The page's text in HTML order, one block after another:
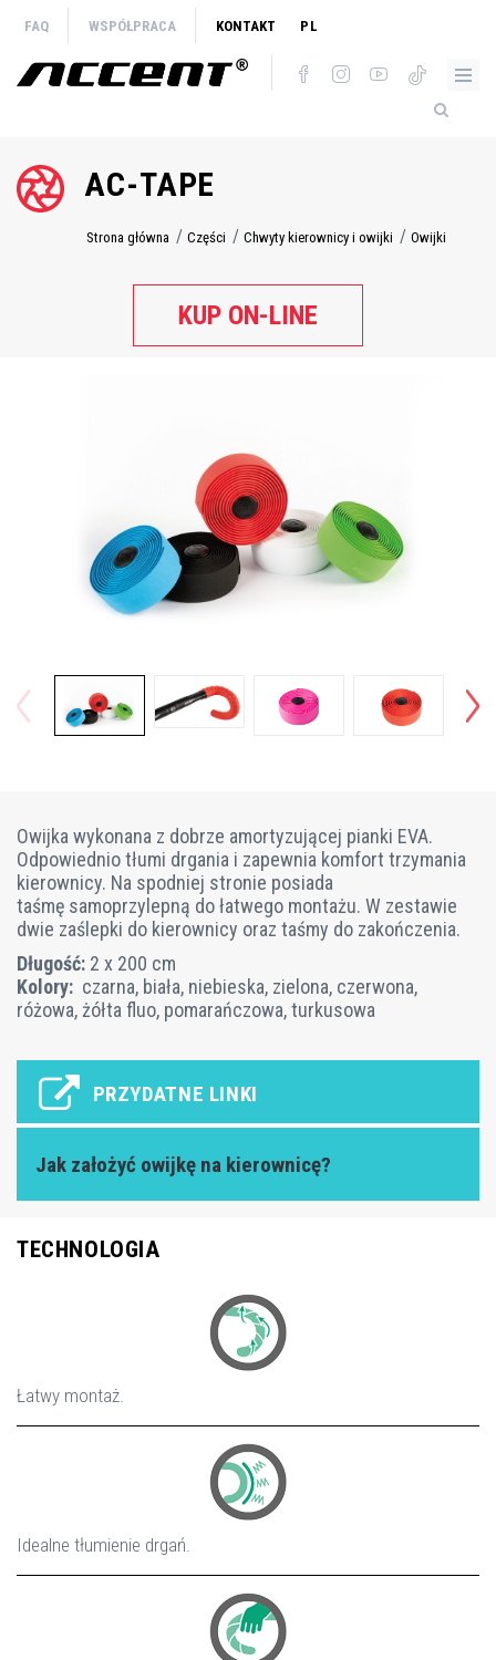
treści
FAQ WSPÓŁPRACA KONTAKT PL
AC-TAPE
Ścieżka
Strona główna Części Chwyty kierownicy i owijki Owijki
KUP ON-LINE
Owijka wykonana z dobrze amortyzującej pianki EVA.
Odpowiednio tłumi drgania i zapewnia komfort trzymania
kierownicy. Na spodniej stronie posiada
taśmę samoprzylepną do łatwego montażu. W zestawie
dwie zaślepki do kierownicy oraz taśmy do zakończenia.
Długość: 2 x 200 cm
Kolory: czarna, biała, niebieska, zielona, czerwona,
różowa, żółta fluo, pomarańczowa, turkusowa
PRZYDATNE LINKI
Jak założyć owijkę na kierownicę?
TECHNOLOGIA
Łatwy montaż.
Idealne tłumienie drgań.